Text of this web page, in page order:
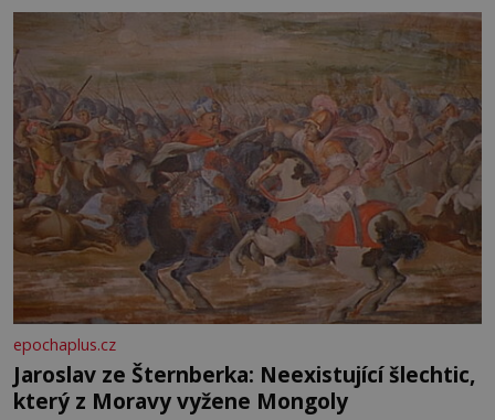
epochaplus.cz
Jaroslav ze Šternberka: Neexistující šlechtic,
který z Moravy vyžene Mongoly